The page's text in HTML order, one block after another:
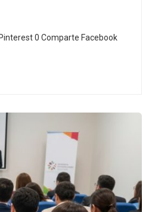
0 Comparte Facebook